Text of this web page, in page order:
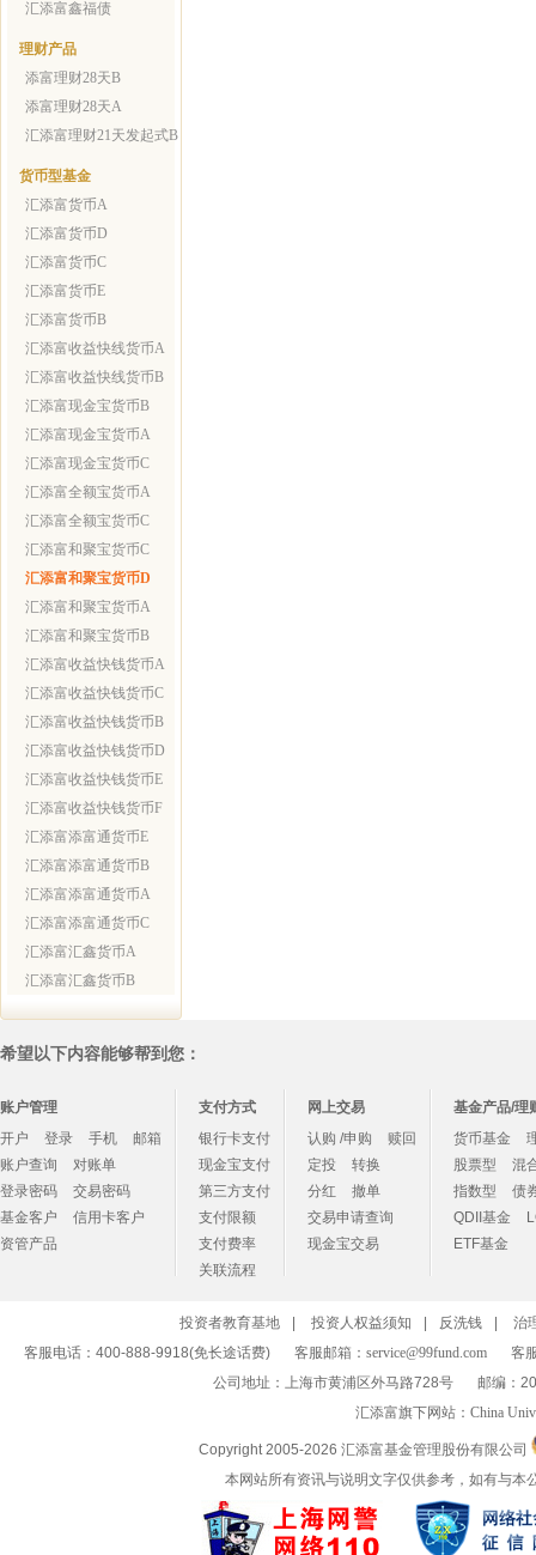
汇添富鑫福债
理财产品
添富理财28天B
添富理财28天A
汇添富理财21天发起式B
货币型基金
汇添富货币A
汇添富货币D
汇添富货币C
汇添富货币E
汇添富货币B
汇添富收益快线货币A
汇添富收益快线货币B
汇添富现金宝货币B
汇添富现金宝货币A
汇添富现金宝货币C
汇添富全额宝货币A
汇添富全额宝货币C
汇添富和聚宝货币C
汇添富和聚宝货币D
汇添富和聚宝货币A
汇添富和聚宝货币B
汇添富收益快钱货币A
汇添富收益快钱货币C
汇添富收益快钱货币B
汇添富收益快钱货币D
汇添富收益快钱货币E
汇添富收益快钱货币F
汇添富添富通货币E
汇添富添富通货币B
汇添富添富通货币A
汇添富添富通货币C
汇添富汇鑫货币A
汇添富汇鑫货币B
希望以下内容能够帮到您：
账户管理
开户
登录 手机
邮箱
账户查询
对账单
登录密码
交易密码
基金客户
信用卡客户
资管产品
支付方式
银行卡支付
现金宝支付
第三方支付
支付限额
支付费率
关联流程
网上交易
认购 /申购
赎回
定投
转换
分红
撤单
交易申请查询
现金宝交易
基金产品/理
货币基金
股票型
混
指数型
债
QDII基金
ETF基金
投资者教育基地 投资人权益须知 反洗钱
治
客服电话：400-888-9918(免长途话费)
客服邮箱： service@99fund.com
客
公司地址：上海市黄浦区外马路728号
邮编：
汇添富旗下网站： China
Copyright 2005-2026 汇添富基金管理股份有限公司
本网站所有资讯与说明文字仅供参考，如有与本